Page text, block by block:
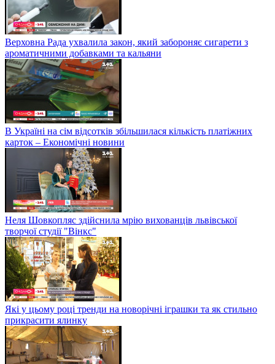
Верховна Рада ухвалила закон, який забороняє сигарети з
ароматичними добавками та кальяни
В Україні на сім відсотків збільшилася кількість платіжних
карток – Економічні новини
Неля Шовкопляс здійснила мрію вихованців львівської
творчої студії "Вінкс"
Які у цьому році тренди на новорічні іграшки та як стильно
прикрасити ялинку